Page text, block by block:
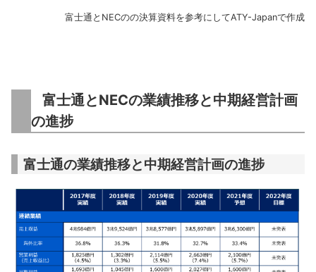
富士通とNECのの決算資料を参考にしてATY-Japanで作成
富士通とNECの業績推移と中期経営計画
の進捗
富士通の業績推移と中期経営計画の進捗